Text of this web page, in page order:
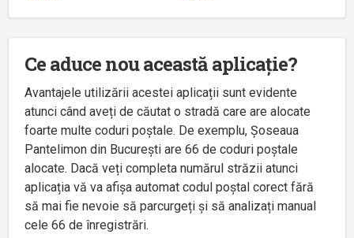
Ce aduce nou această aplicație?
Avantajele utilizării acestei aplicații sunt evidente
atunci când aveți de căutat o stradă care are alocate
foarte multe coduri poștale. De exemplu, Șoseaua
Pantelimon din București are 66 de coduri poștale
alocate. Dacă veți completa numărul străzii atunci
aplicația vă va afișa automat codul poștal corect fără
să mai fie nevoie să parcurgeți și să analizați manual
cele 66 de înregistrări.